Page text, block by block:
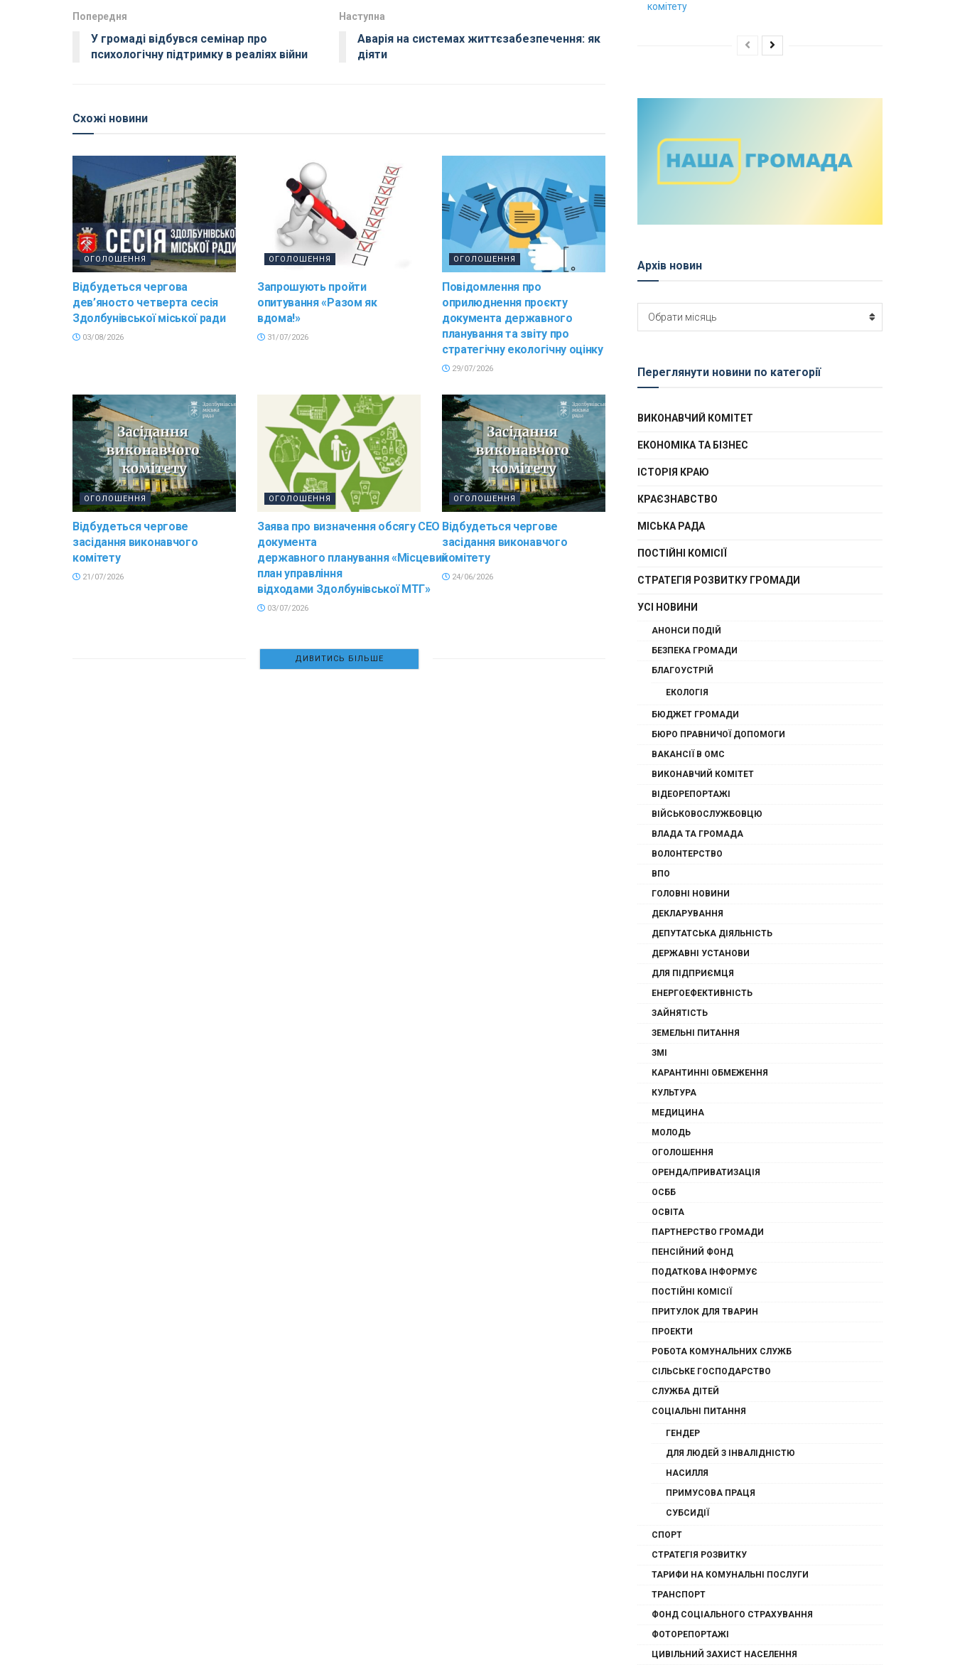
Попередня
У громаді відбувся семінар про
психологічну підтримку в реаліях війни
Наступна
Аварія на системах життєзабезпечення: як
діяти
Схожі новини
ОГОЛОШЕННЯ
Відбудеться чергова
дев’яносто четверта сесія
Здолбунівської міської ради
03/08/2026
ОГОЛОШЕННЯ
Запрошують пройти
опитування «Разом як
вдома!»
31/07/2026
ОГОЛОШЕННЯ
Повідомлення про
оприлюднення проєкту
документа державного
планування та звіту про
стратегічну екологічну оцінку
29/07/2026
ОГОЛОШЕННЯ
Відбудеться чергове
засідання виконавчого
комітету
21/07/2026
ОГОЛОШЕННЯ
Заява про визначення обсягу СЕО
документа
державного планування «Місцевий
план управління
відходами Здолбунівської МТГ»
03/07/2026
ОГОЛОШЕННЯ
Відбудеться чергове
засідання виконавчого
комітету
24/06/2026
ДИВИТИСЬ БІЛЬШЕ
комітету
Архів новин
Архів
новин
Обрати місяць
Переглянути новини по категорії
ВИКОНАВЧИЙ КОМІТЕТ
ЕКОНОМІКА ТА БІЗНЕС
ІСТОРІЯ КРАЮ
КРАЄЗНАВСТВО
МІСЬКА РАДА
ПОСТІЙНІ КОМІСІЇ
СТРАТЕГІЯ РОЗВИТКУ ГРОМАДИ
УСІ НОВИНИ
АНОНСИ ПОДІЙ
БЕЗПЕКА ГРОМАДИ
БЛАГОУСТРІЙ
ЕКОЛОГІЯ
БЮДЖЕТ ГРОМАДИ
БЮРО ПРАВНИЧОЇ ДОПОМОГИ
ВАКАНСІЇ В ОМС
ВИКОНАВЧИЙ КОМІТЕТ
ВІДЕОРЕПОРТАЖІ
ВІЙСЬКОВОСЛУЖБОВЦЮ
ВЛАДА ТА ГРОМАДА
ВОЛОНТЕРСТВО
ВПО
ГОЛОВНІ НОВИНИ
ДЕКЛАРУВАННЯ
ДЕПУТАТСЬКА ДІЯЛЬНІСТЬ
ДЕРЖАВНІ УСТАНОВИ
ДЛЯ ПІДПРИЄМЦЯ
ЕНЕРГОЕФЕКТИВНІСТЬ
ЗАЙНЯТІСТЬ
ЗЕМЕЛЬНІ ПИТАННЯ
ЗМІ
КАРАНТИННІ ОБМЕЖЕННЯ
КУЛЬТУРА
МЕДИЦИНА
МОЛОДЬ
ОГОЛОШЕННЯ
ОРЕНДА/ПРИВАТИЗАЦІЯ
ОСББ
ОСВІТА
ПАРТНЕРСТВО ГРОМАДИ
ПЕНСІЙНИЙ ФОНД
ПОДАТКОВА ІНФОРМУЄ
ПОСТІЙНІ КОМІСІЇ
ПРИТУЛОК ДЛЯ ТВАРИН
ПРОЕКТИ
РОБОТА КОМУНАЛЬНИХ СЛУЖБ
СІЛЬСЬКЕ ГОСПОДАРСТВО
СЛУЖБА ДІТЕЙ
СОЦІАЛЬНІ ПИТАННЯ
ГЕНДЕР
ДЛЯ ЛЮДЕЙ З ІНВАЛІДНІСТЮ
НАСИЛЛЯ
ПРИМУСОВА ПРАЦЯ
СУБСИДІЇ
СПОРТ
СТРАТЕГІЯ РОЗВИТКУ
ТАРИФИ НА КОМУНАЛЬНІ ПОСЛУГИ
ТРАНСПОРТ
ФОНД СОЦІАЛЬНОГО СТРАХУВАННЯ
ФОТОРЕПОРТАЖІ
ЦИВІЛЬНИЙ ЗАХИСТ НАСЕЛЕННЯ